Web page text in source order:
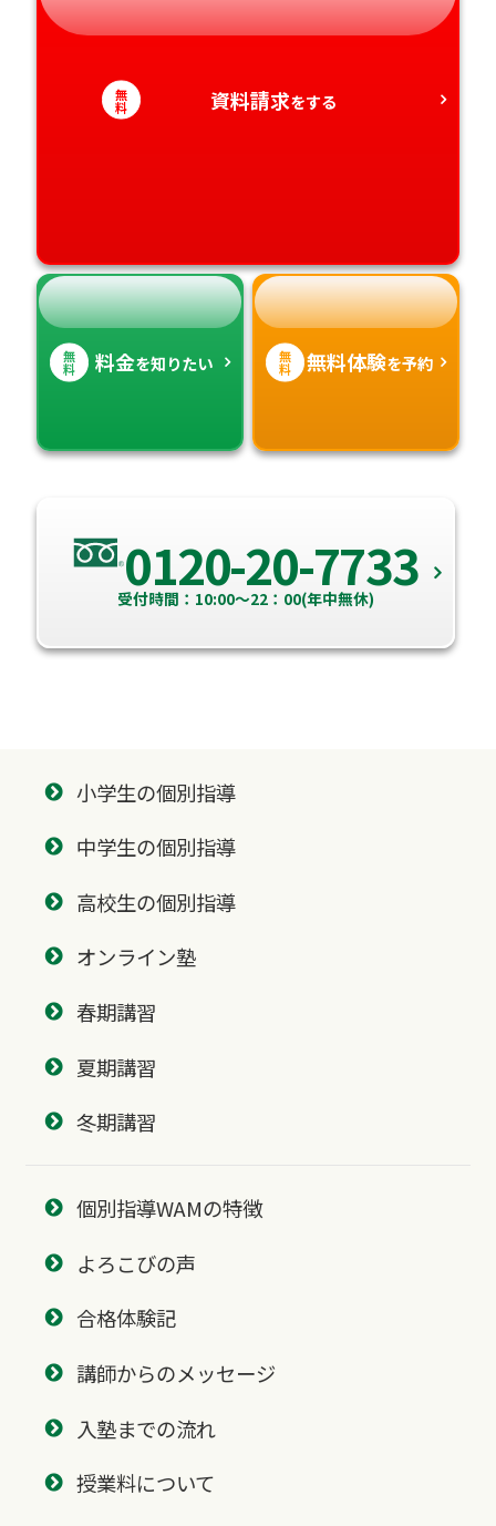
静岡県
和歌山県
徳島県
大分県
無
料 資料請求をする
無
料 料金を知りたい 無
料 無料体験を予約
0120-20-7733
受付時間：10:00～22：00(年中無休)
小学生の個別指導
中学生の個別指導
高校生の個別指導
オンライン塾
春期講習
夏期講習
冬期講習
個別指導WAMの特徴
よろこびの声
合格体験記
講師からのメッセージ
入塾までの流れ
授業料について